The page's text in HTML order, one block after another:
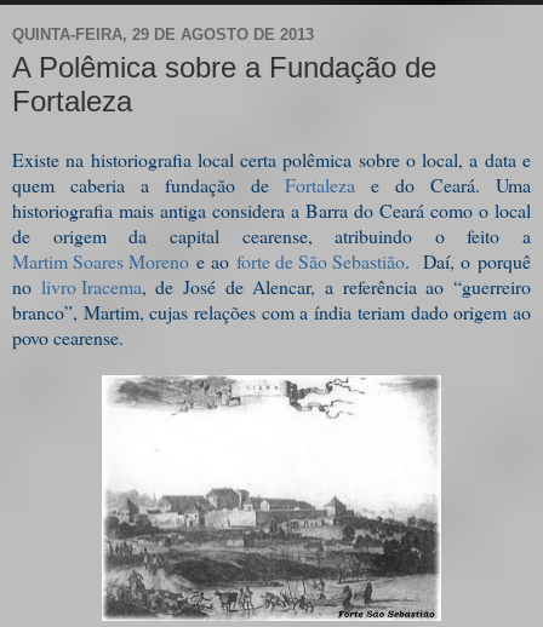
QUINTA-FEIRA, 29 DE AGOSTO DE 2013
A Polêmica sobre a Fundação de
Fortaleza
Existe na historiografia local certa polêmica sobre o local, a data e
quem caberia a fundação de Fortaleza e do Ceará. Uma
historiografia mais antiga considera a Barra do Ceará como o local
de origem da capital cearense, atribuindo o feito a
Martim Soares Moreno e ao forte de São Sebastião. Daí, o porquê
no livro Iracema, de José de Alencar, a referência ao “guerreiro
branco”, Martim, cujas relações com a índia teriam dado origem ao
povo cearense.